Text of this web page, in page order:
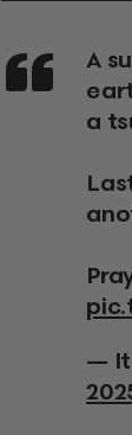
A sudden jolt that shook millions a powerful #7.6
a
—